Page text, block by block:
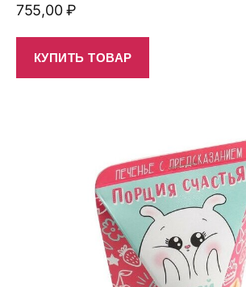
755,00₽
КУПИТЬ ТОВАР